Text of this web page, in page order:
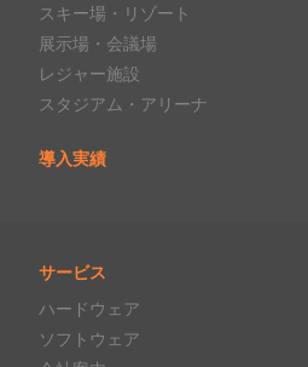
スキー場・リゾート
展示場・会議場
レジャー施設
スタジアム・アリーナ
導入実績
サービス
ハードウェア
ソフトウェア